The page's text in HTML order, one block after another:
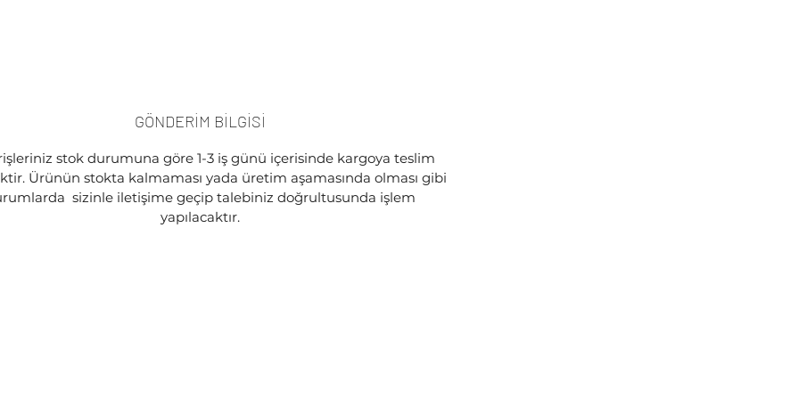
GÖNDERİM BİLGİSİ
stok durumuna göre 1-3 iş günü içerisinde kargoya teslim
Ürünün stokta kalmaması yada üretim aşamasında olması gibi
sizinle iletişime geçip talebiniz doğrultusunda işlem
yapılacaktır.